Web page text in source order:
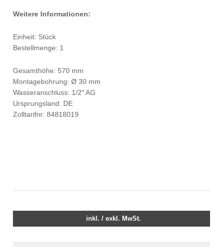
Weitere Informationen:
Einheit: Stück
Bestellmenge: 1
Gesamthöhe: 570 mm
Montagebohrung: Ø 30 mm
Wasseranschluss: 1/2″ AG
Ursprungsland: DE
Zolltarifnr: 84818019
inkl. / exkl. MwSt.